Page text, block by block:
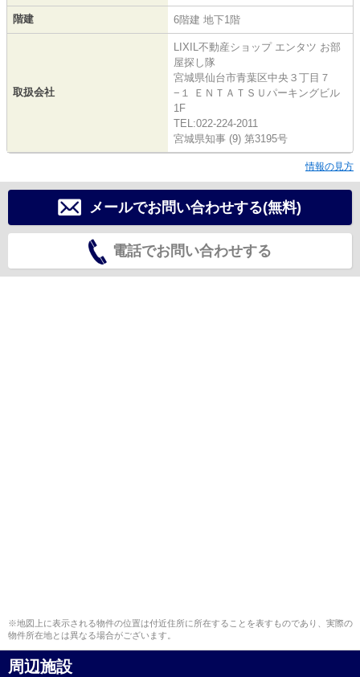
階建 6階建 地下1階
取扱会社
LIXIL不動産ショップ エンタツ お部
屋探し隊
宮城県仙台市青葉区中央３丁目７
−１ ＥＮＴＡＴＳＵパーキングビル
1F
TEL:022-224-2011
宮城県知事 (9) 第3195号
情報の見方
メールでお問い合わせする(無料)
電話でお問い合わせする
※地図上に表示される物件の位置は付近住所に所在することを表すものであり、実際の
物件所在地とは異なる場合がございます。
周辺施設